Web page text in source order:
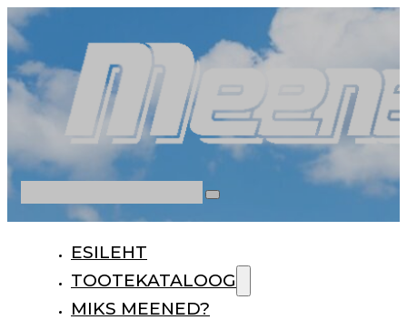
ESILEHT
TOOTEKATALOOG
MIKS MEENED?